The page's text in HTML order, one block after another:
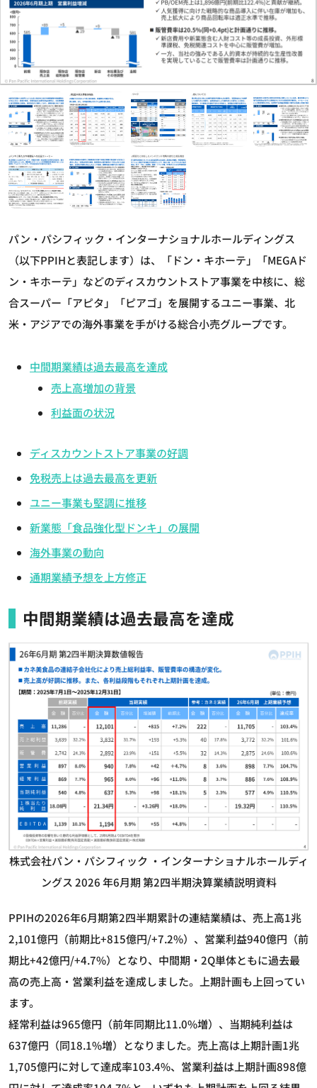
パン・パシフィック・インターナショナルホールディングス
（以下PPIHと表記します）は、「ドン・キホーテ」「MEGAド
ン・キホーテ」などのディスカウントストア事業を中核に、総
合スーパー「アピタ」「ピアゴ」を展開するユニー事業、北
米・アジアでの海外事業を手がける総合小売グループです。
中間期業績は過去最高を達成
売上高増加の背景
利益面の状況
ディスカウントストア事業の好調
免税売上は過去最高を更新
ユニー事業も堅調に推移
新業態「食品強化型ドンキ」の展開
海外事業の動向
通期業績予想を上方修正
中間期業績は過去最高を達成
株式会社パン・パシフィック ・インターナショナルホールディ
ングス 2026 年6月期 第2四半期決算業績説明資料
PPIHの2026年6月期第2四半期累計の連結業績は、売上高1兆
2,101億円（前期比+815億円/+7.2%）、営業利益940億円（前
期比+42億円/+4.7%）となり、中間期・2Q単体ともに過去最
高の売上高・営業利益を達成しました。上期計画も上回ってい
ます。
経常利益は965億円（前年同期比11.0%増）、当期純利益は
637億円（同18.1%増）となりました。売上高は上期計画1兆
1,705億円に対して達成率103.4%、営業利益は上期計画898億